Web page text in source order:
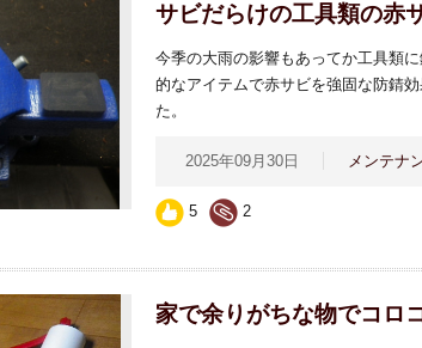
サビだらけの工具類の赤
今季の大雨の影響もあってか工具類
的なアイテムで赤サビを強固な防錆
た。
2025年09月30日 メンテナ
5 2
家で余りがちな物でコロ